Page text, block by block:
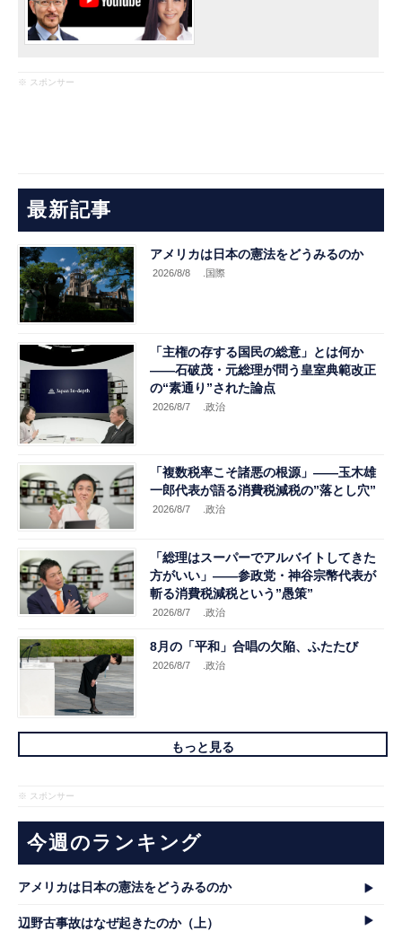
※ スポンサー
最新記事
アメリカは日本の憲法をどうみるのか
2026/8/8 .国際
「主権の存する国民の総意」とは何か
――石破茂・元総理が問う皇室典範改正
の“素通り”された論点
2026/8/7 .政治
「複数税率こそ諸悪の根源」――玉木雄
一郎代表が語る消費税減税の”落とし穴”
2026/8/7 .政治
「総理はスーパーでアルバイトしてきた
方がいい」――参政党・神谷宗幣代表が
斬る消費税減税という”愚策”
2026/8/7 .政治
8月の「平和」合唱の欠陥、ふたたび
2026/8/7 .政治
もっと見る
※ スポンサー
今週のランキング
アメリカは日本の憲法をどうみるのか
辺野古事故はなぜ起きたのか（上）